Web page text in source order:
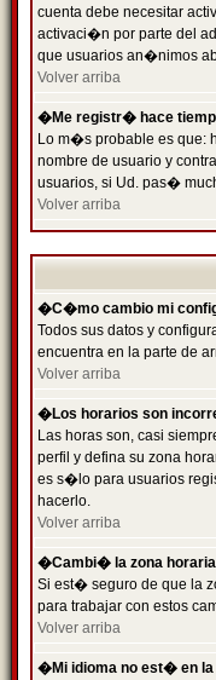
cuenta debe necesitar
activaci�n por parte del
que usuarios an�nimos
Volver arriba
�Me registr� hace
Lo m�s probable es que:
nombre de usuario y
usuarios, si Ud. pas�
Volver arriba
�C�mo cambio mi
Todos sus datos y
encuentra en la parte de
Volver arriba
�Los horarios son
Las horas son, casi
perfil y defina su zona
es s�lo para usuarios
hacerlo.
Volver arriba
�Cambi� la zona
Si est� seguro de que la
para trabajar con estos
Volver arriba
�Mi idioma no est� en la